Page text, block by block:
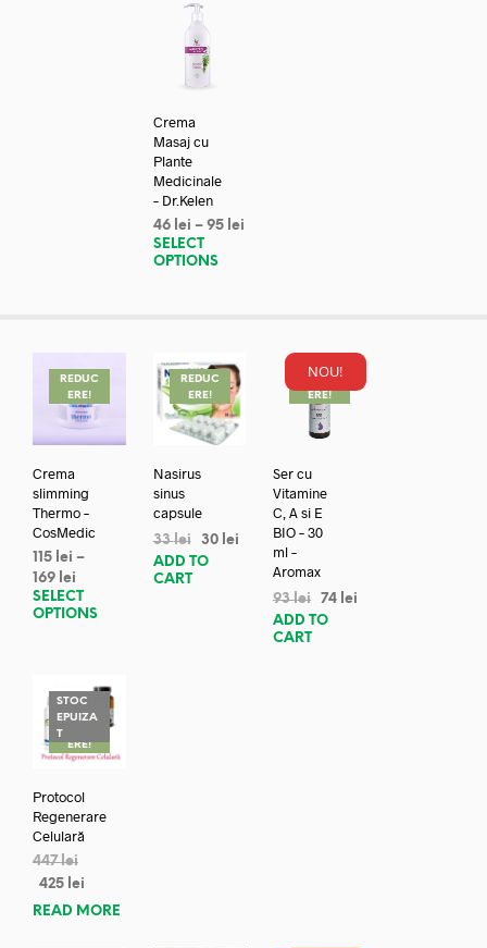
Crema
Masaj cu
Plante
Medicinale
– Dr.Kelen
46 lei – 95 lei
SELECT
OPTIONS
REDUC
ERE!
Crema
slimming
Thermo –
CosMedic
115 lei –
169 lei
SELECT
OPTIONS
REDUC
ERE!
Nasirus
sinus
capsule
33lei 30 lei
ADD TO
CART
NOU!
REDUC
ERE!
Ser cu
Vitamine
C, A si E
BIO – 30
ml –
Aromax
93lei 74 lei
ADD TO
CART
STOC
EPUIZA
TREDUC
ERE!
Protocol
Regenerare
Celulară
447lei
425 lei
READ MORE